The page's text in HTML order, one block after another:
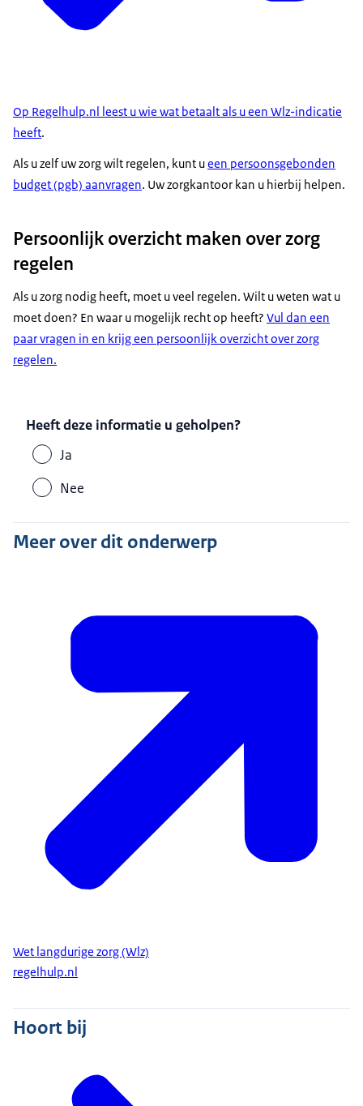
Op Regelhulp.nl leest u wie wat betaalt als u een Wlz-indicatie
heeft.
Als u zelf uw zorg wilt regelen, kunt ueen persoonsgebonden
budget (pgb) aanvragen. Uw zorgkantoor kan u hierbij helpen.
Persoonlijk overzicht maken over zorg
regelen
Als u zorg nodig heeft, moet u veel regelen. Wilt u weten wat u
moet doen? En waar u mogelijk recht op heeft? Vul dan een
paar vragen in en krijg een persoonlijk overzicht over zorg
regelen.
Heeft deze informatie u geholpen?
Ja
Nee
Meer over dit onderwerp
Wet langdurige zorg (Wlz)
regelhulp.nl
Hoort bij